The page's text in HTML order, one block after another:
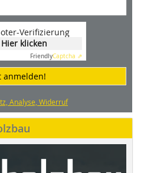
Verifizierung
Hier klicken
FriendlyCaptcha ⇗
anmelden!
Analyse, Widerruf